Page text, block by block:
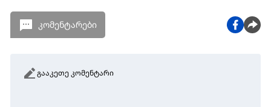
კომენტარები
გააკეთე კომენტარი